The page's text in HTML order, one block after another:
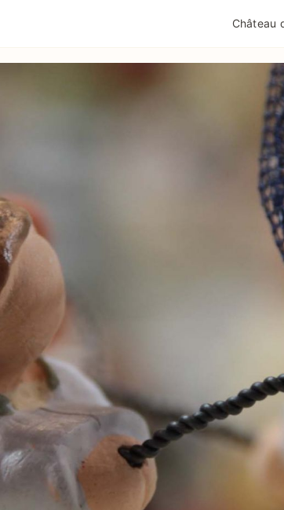
Château
MENTIONS